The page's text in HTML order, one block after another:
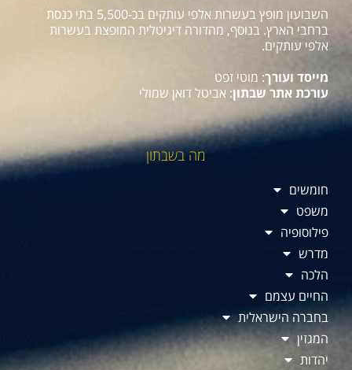
השבועון מופץ בעשרות אלפי עותקים בכ-5,500 בתי כנסת
ברחבי הארץ. בנוסף, מהדורה דיגיטלית המופצת בעשרות
אלפי עותקים.
מייסד ועורך: מוטי זפט
עורכת אתר שבתון: אביטל דואן שמולי
מה בשבתון
חומשים
משפט
פילוסופיה
מדרש
הלכה
החיים עצמם
בחברה הישראלית
המגזין
יהדות